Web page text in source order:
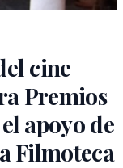
cine
Premios
apoyo de
Filmoteca